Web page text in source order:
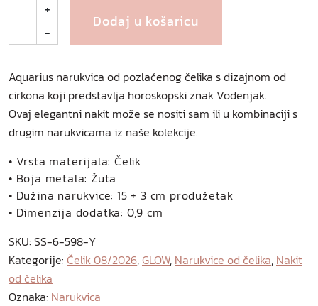
u
r
i
u
s
a
r
u
k
i
c
a
o
+
-
Dodaj u košaricu
Aquarius narukvica od pozlaćenog čelika s dizajnom od
cirkona koji predstavlja horoskopski znak Vodenjak.
Ovaj elegantni nakit može se nositi sam ili u kombinaciji s
drugim narukvicama iz naše kolekcije.
• Vrsta materijala: Čelik
• Boja metala: Žuta
• Dužina narukvice: 15 + 3 cm produžetak
• Dimenzija dodatka: 0,9 cm
SKU: SS-6-598-Y
Kategorije: Čelik 08/2026,GLOW, Narukvice od čelika, Nakit
od čelika
Oznaka: Narukvica